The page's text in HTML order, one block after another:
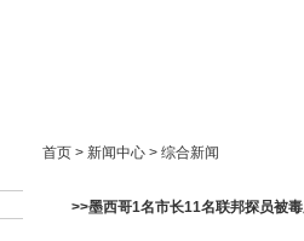
首页 > 新闻中心 > 综合新闻
>>墨西哥1名市长11名联邦探员被